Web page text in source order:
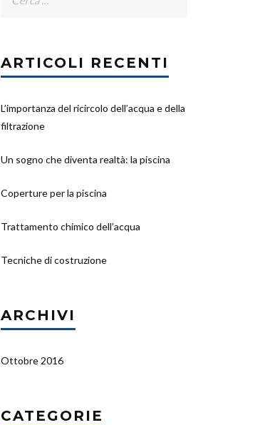
ARTICOLI RECENTI
L’importanza del ricircolo dell’acqua e della
filtrazione
Un sogno che diventa realtà: la piscina
Coperture per la piscina
Trattamento chimico dell’acqua
Tecniche di costruzione
ARCHIVI
Ottobre 2016
CATEGORIE